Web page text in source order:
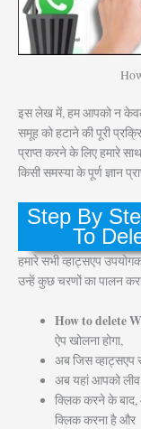
इस लेख में, हम आपको न केवल
समूह को हटाने की पूरी
प्राप्त करने के लिए हमारे
किसी समस्या के पूर्ण ज्ञान
Step By
To
हमारे सभी व्हाट्सएप
उन्हें कुछ चरणों का पालन
How to delete
ऐप खोलना होगा,
अब जिस व्हाट्सएप
अब यहां आपको लीव
क्लिक करने के बाद,
क्लिक करना है और